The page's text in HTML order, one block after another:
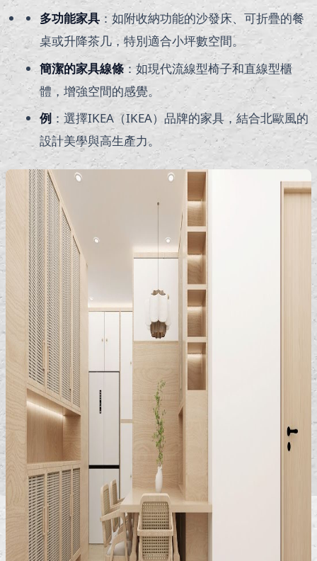
多功能家具 ：如附收納功能的沙發床、可折疊的餐
桌或升降茶几，特別適合小坪數空間。
簡潔的家具線條：如現代流線型椅子和直線型櫃
體，增強空間的感覺。
例 ：選擇IKEA（IKEA）品牌的家具，結合北歐風的
設計美學與高生產力。